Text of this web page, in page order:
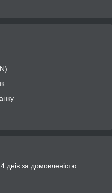
днів за домовленістю